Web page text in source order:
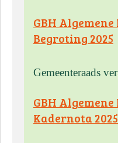
GBH
Begroting 2025
Gemeenteraads
GBH
Kadernota 2025